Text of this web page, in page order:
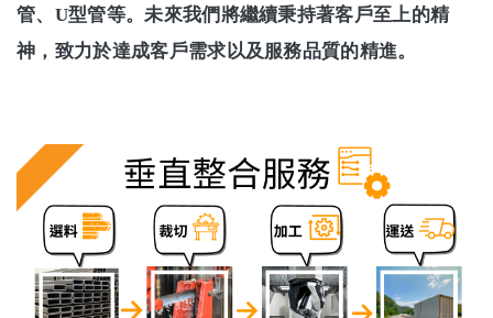
管、U型管等。未來我們將繼續秉持著客戶至上的精
神，致力於達成客戶需求以及服務品質的精進。